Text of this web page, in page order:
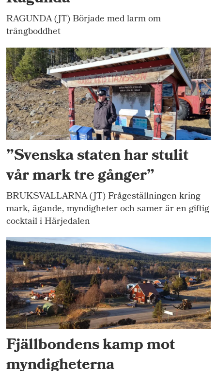
RAGUNDA (JT) Började med larm om
trångboddhet
”Svenska staten har stulit
vår mark tre gånger”
BRUKSVALLARNA (JT) Frågeställningen kring
mark, ägande, myndigheter och samer är en giftig
cocktail i Härjedalen
Fjällbondens kamp mot